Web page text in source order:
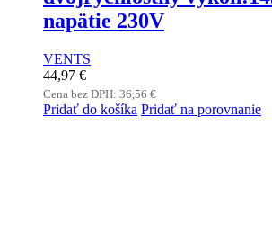
napätie 230V
VENTS
44,97 €
Cena bez DPH: 36,56 €
Pridať do košíka Pridať na porovnanie